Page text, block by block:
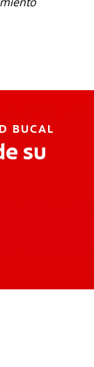
BUCAL
su